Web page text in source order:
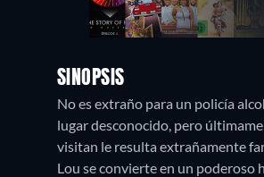
SINOPSIS
No es extraño para un policía
lugar desconocido, pero
visitan le resulta extrañamente
Lou se convierte en un poderoso